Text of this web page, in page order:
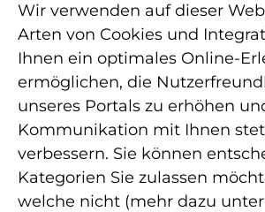
Die APELOS Therapie ist ein in
Physiotherapie, Ergotherapie, Logopädie,
Sporttherapie. Als Verbund moderner
strukturierte Abläufe, hohe
wohnortnahe Versorgung.
Wir verwenden auf dieser
Arten von Cookies und
Ihnen ein optimales Online-
ermöglichen, die
unseres Portals zu erhöhen
Kommunikation mit Ihnen
verbessern. Sie können
Kategorien Sie zulassen
welche nicht (mehr dazu